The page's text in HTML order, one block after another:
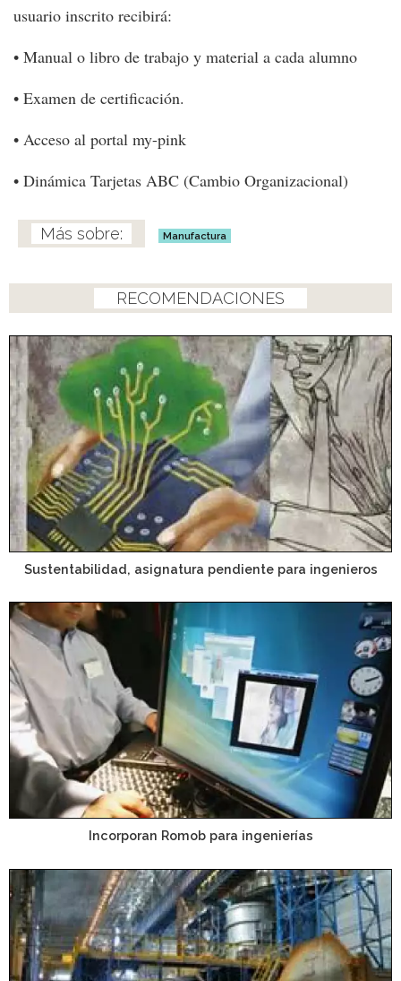
usuario inscrito recibirá:
• Manual o libro de trabajo y material a cada alumno
• Examen de certificación.
• Acceso al portal my-pink
• Dinámica Tarjetas ABC (Cambio Organizacional)
Manufactura
RECOMENDACIONES
Sustentabilidad, asignatura pendiente para ingenieros
Incorporan Romob para ingenierías